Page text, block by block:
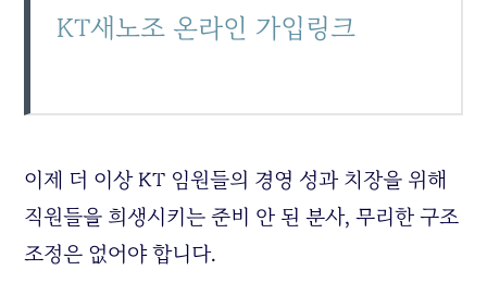
KT새노조 온라인 가입링크
이제 더 이상 KT 임원들의 경영 성과 치장을 위해
직원들을 희생시키는 준비 안 된 분사, 무리한 구조
조정은 없어야 합니다.